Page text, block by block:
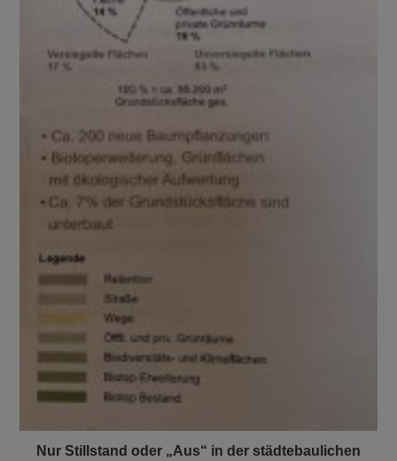
Nur Stillstand oder „Aus“ in der städtebaulichen